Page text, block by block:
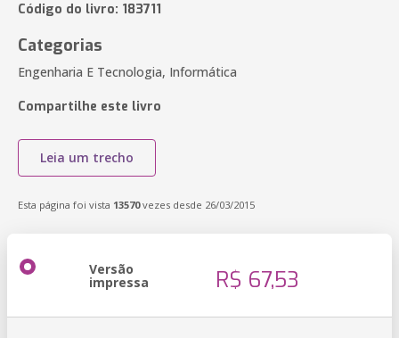
Código do livro: 183711
Categorias
Engenharia E Tecnologia, Informática
Compartilhe este livro
Leia um trecho
Esta página foi vista 13570vezes desde 26/03/2015
Versão
impressa R$ 67,53